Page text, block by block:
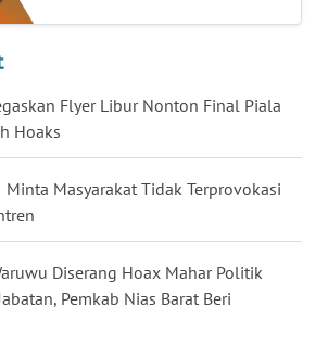
Flyer Libur Nonton Final Piala
Hoaks
Minta Masyarakat Tidak Terprovokasi
Diserang Hoax Mahar Politik
Pemkab Nias Barat Beri